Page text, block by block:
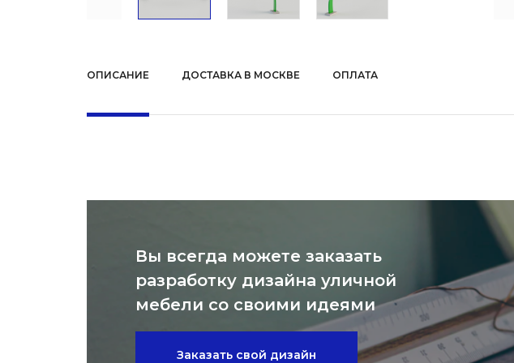
ОПИСАНИЕ ДОСТАВКА В МОСКВЕ ОПЛАТА
Вы всегда можете заказать
разработку дизайна уличной
мебели со своими идеями
Заказать свой дизайн